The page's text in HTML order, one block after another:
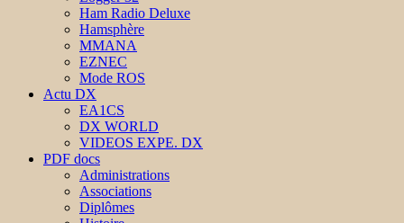
Ham Radio Deluxe
Hamsphère
MMANA
EZNEC
Mode ROS
Actu DX
EA1CS
DX WORLD
VIDEOS EXPE. DX
PDF docs
Administrations
Associations
Diplômes